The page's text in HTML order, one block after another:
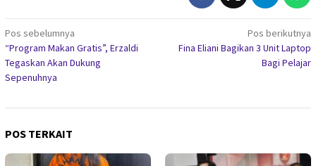
Navigasi
pos
Pos sebelumnya
“Program Makan Gratis”, Erzaldi
Tegaskan Akan Dukung
Sepenuhnya
Pos berikutnya
Fina Eliani Bagikan 3 Unit Laptop
Bagi Pelajar
POS TERKAIT